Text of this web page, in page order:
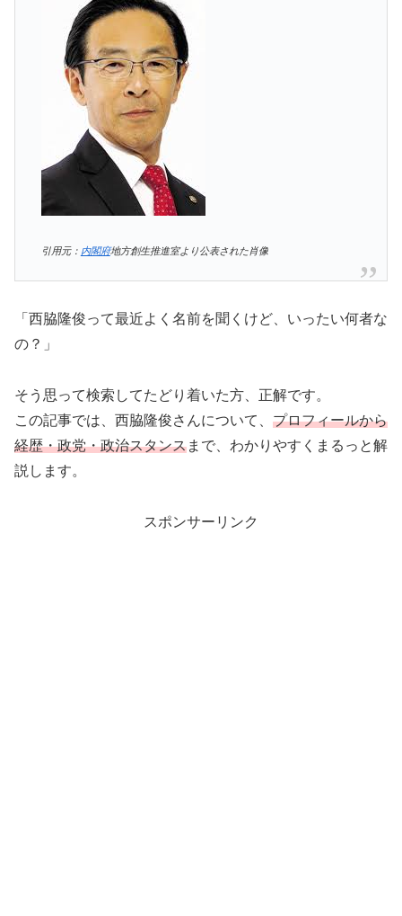
引用元： 内閣府地方創生推進室より公表された肖像
「西脇隆俊って最近よく名前を聞くけど、いったい何者な
の？」
そう思って検索してたどり着いた方、正解です。
この記事では、西脇隆俊さんについて、 プロフィールから
経歴・政党・政治スタンスまで、わかりやすくまるっと解
説します。
スポンサーリンク